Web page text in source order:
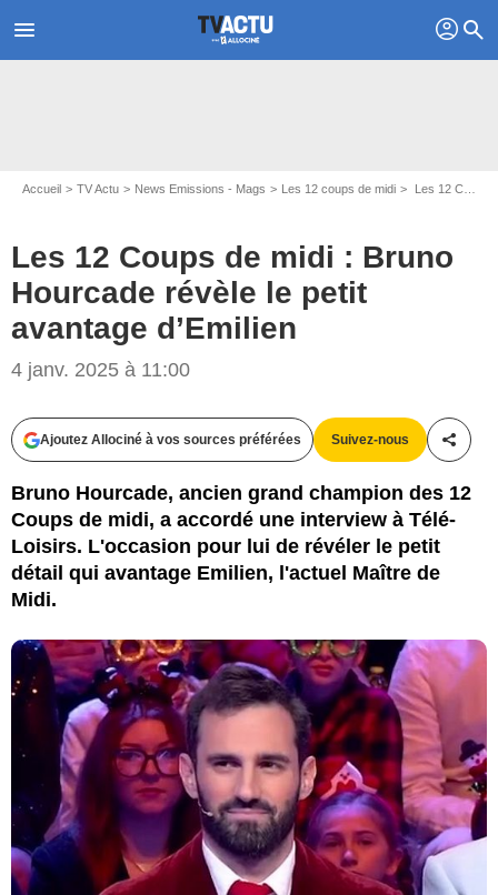
menu profil search
Accueil TV Actu News Emissions - Mags Les 12 coups de midi Les 12 Coups de midi : Bruno Hourcade révèle le petit avantage d’Emilien
Les 12 Coups de midi : Bruno
Hourcade révèle le petit
avantage d’Emilien
4 janv. 2025 à 11:00
Ajoutez Allociné à vos sources préférées Suivez-nous
Bruno Hourcade, ancien grand champion des 12
Coups de midi, a accordé une interview à Télé-
Loisirs. L'occasion pour lui de révéler le petit
détail qui avantage Emilien, l'actuel Maître de
Midi.
Capture d'écran Les 12 coups de Noël / TF1